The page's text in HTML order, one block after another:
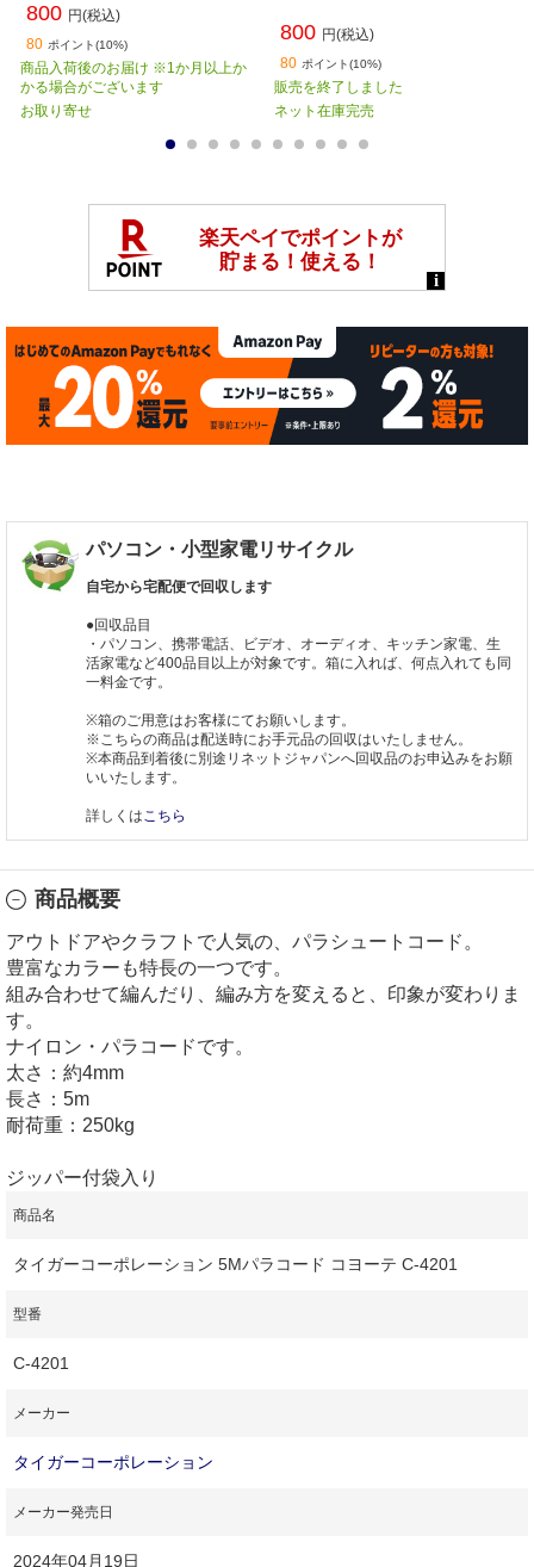
800 円(税込)
80 ポイント(10%)
商品入荷後のお届け ※1か月以上か
かる場合がございます
お取り寄せ
800 円(税込)
80 ポイント(10%)
販売を終了しました
ネット在庫完売
パソコン・小型家電リサイクル
自宅から宅配便で回収します
●回収品目
・パソコン、携帯電話、ビデオ、オーディオ、キッチン家電、生
活家電など400品目以上が対象です。箱に入れば、何点入れても同
一料金です。
※箱のご用意はお客様にてお願いします。
※こちらの商品は配送時にお手元品の回収はいたしません。
※本商品到着後に別途リネットジャパンへ回収品のお申込みをお願
いいたします。
詳しくは こちら
商品概要
アウトドアやクラフトで人気の、パラシュートコード。
豊富なカラーも特長の一つです。
組み合わせて編んだり、編み方を変えると、印象が変わりま
す。
ナイロン・パラコードです。
太さ：約4mm
長さ：5m
耐荷重：250kg
ジッパー付袋入り
商品名
タイガーコーポレーション 5Mパラコード コヨーテ C-4201
型番
C-4201
メーカー
タイガーコーポレーション
メーカー発売日
2024年04月19日